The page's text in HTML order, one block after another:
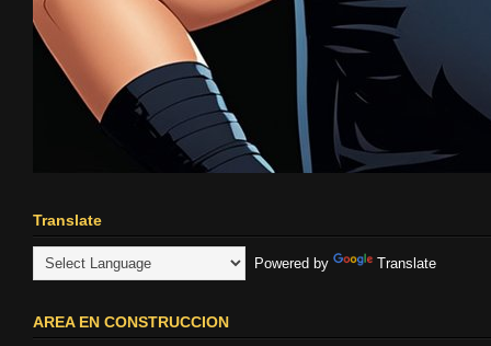
Translate
Powered by Translate
AREA EN CONSTRUCCION